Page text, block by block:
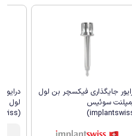
جایگذاری فیکسچر بن لول
سوئیس
لول
(implantswiss)